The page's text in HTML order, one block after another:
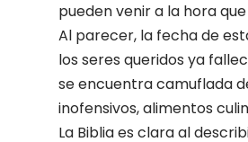
pueden venir a la hora
Al parecer, la fecha de
los seres queridos ya
se encuentra camuflada
inofensivos, alimentos
La Biblia es clara al